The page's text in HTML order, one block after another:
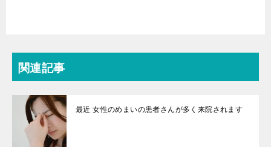
関連記事
最近 女性のめまいの患者さんが多く来院されます